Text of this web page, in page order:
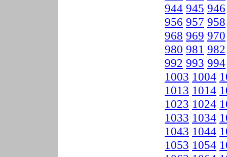
944 945 946
956 957 958
968 969 970
980 981 982
992 993 994
1003 1004
1013 1014
1023 1024
1033 1034
1043 1044
1053 1054